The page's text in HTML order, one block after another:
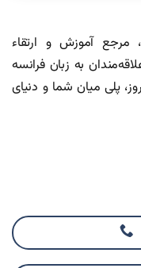
مرجع آموزش و ارتقاء
به زبان فرانسه
پلی میان شما و دنیای